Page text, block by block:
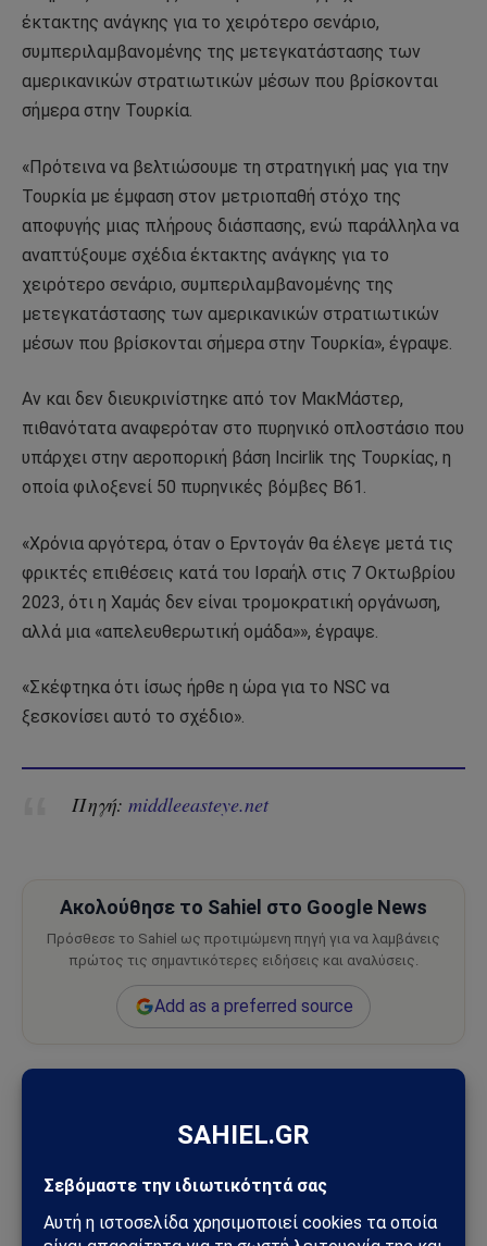
έκτακτης ανάγκης για το χειρότερο σενάριο,
συμπεριλαμβανομένης της μετεγκατάστασης των
αμερικανικών στρατιωτικών μέσων που βρίσκονται
σήμερα στην Τουρκία.
«Πρότεινα να βελτιώσουμε τη στρατηγική μας για την
Τουρκία με έμφαση στον μετριοπαθή στόχο της
αποφυγής μιας πλήρους διάσπασης, ενώ παράλληλα να
αναπτύξουμε σχέδια έκτακτης ανάγκης για το
χειρότερο σενάριο, συμπεριλαμβανομένης της
μετεγκατάστασης των αμερικανικών στρατιωτικών
μέσων που βρίσκονται σήμερα στην Τουρκία», έγραψε.
Αν και δεν διευκρινίστηκε από τον ΜακΜάστερ,
πιθανότατα αναφερόταν στο πυρηνικό οπλοστάσιο που
υπάρχει στην αεροπορική βάση Incirlik της Τουρκίας, η
οποία φιλοξενεί 50 πυρηνικές βόμβες B61.
«Χρόνια αργότερα, όταν ο Ερντογάν θα έλεγε μετά τις
φρικτές επιθέσεις κατά του Ισραήλ στις 7 Οκτωβρίου
2023, ότι η Χαμάς δεν είναι τρομοκρατική οργάνωση,
αλλά μια «απελευθερωτική ομάδα»», έγραψε.
«Σκέφτηκα ότι ίσως ήρθε η ώρα για το NSC να
ξεσκονίσει αυτό το σχέδιο».
Πηγή:middleeasteye.net
Ακολούθησε το Sahiel στο Google News
Πρόσθεσε το Sahiel ως προτιμώμενη πηγή για να λαμβάνεις
πρώτος τις σημαντικότερες ειδήσεις και αναλύσεις.
Add as a preferred source